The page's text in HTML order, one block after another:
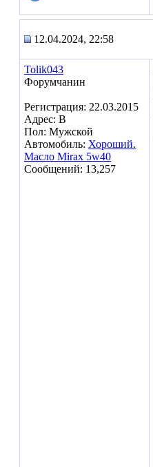
12.04.2024, 22:58
Tolik043
Форумчанин
Регистрация: 22.03.2015
Адрес: В
Пол: Мужской
Автомобиль: Хороший.
Масло Mirax 5w40
Сообщений: 13,257